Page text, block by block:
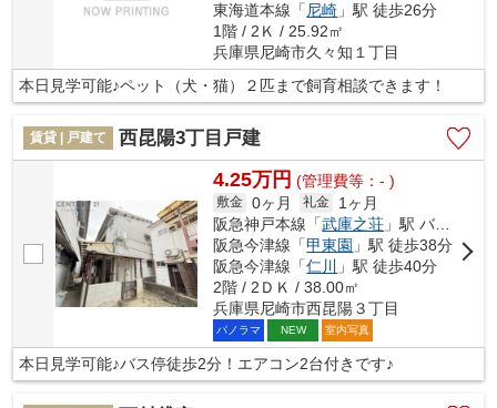
東海道本線「 尼崎 」駅 徒歩26分
1階 / 2Ｋ / 25.92㎡
兵庫県尼崎市久々知１丁目
本日見学可能♪ペット（犬・猫）２匹まで飼育相談できます！
賃貸 | 戸建て 西昆陽3丁目戸建
4.25万円 (管理費等：- )
敷金 0ヶ月 礼金
1ヶ月
阪急神戸本線「武庫之荘 」駅 バス18分 「西昆陽」 停歩2分
阪急今津線「甲東園 」駅 徒歩38分
阪急今津線「仁川
」駅 徒歩40分
2階 / 2ＤＫ / 38.00㎡
兵庫県尼崎市西昆陽３丁目
パノラマ NEW 室内写真
本日見学可能♪バス停徒歩2分！エアコン2台付きです♪